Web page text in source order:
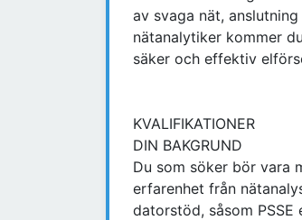
av svaga nät,
nätanalytiker kommer
säker och effektiv
KVALIFIKATIONER
DIN BAKGRUND
Du som söker bör vara
erfarenhet från
datorstöd, såsom PSSE